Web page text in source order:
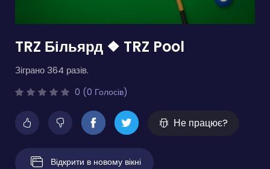
TRZ Більярд ❖ TRZ Pool
Зіграно 364 разів.
0 (0 Голосів)
Не працює?
Відкрити в новому вікні